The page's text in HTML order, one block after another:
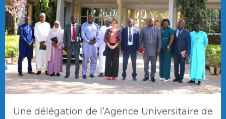
Une délégation de l’Agence Universitaire de